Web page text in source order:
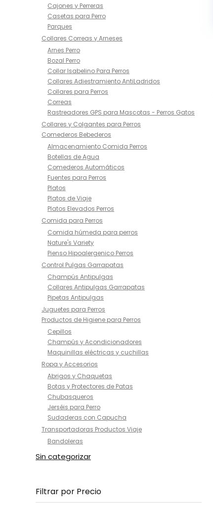
Cajones y Perreras
Casetas para Perro
Parques
Collares Correas y Arneses
Arnes Perro
Bozal Perro
Collar Isabelino Para Perros
Collares Adiestramiento AntiLadridos
Collares para Perros
Correas
Rastreadores GPS para Mascotas - Perros Gatos
Collares y Colgantes para Perros
Comederos Bebederos
Almacenamiento Comida Perros
Botellas de Agua
Comederos Automáticos
Fuentes para Perros
Platos
Platos de Viaje
Platos Elevados Perros
Comida para Perros
Comida húmeda para perros
Nature's Variety
Pienso Hipoalergenico Perros
Control Pulgas Garrapatas
Champús Antipulgas
Collares Antipulgas Garrapatas
Pipetas Antipulgas
Juguetes para Perros
Productos de Higiene para Perros
Cepillos
Champús y Acondicionadores
Maquinillas eléctricas y cuchillas
Ropa y Accesorios
Abrigos y Chaquetas
Botas y Protectores de Patas
Chubasqueros
Jerséis para Perro
Sudaderas con Capucha
Transportadoras Productos Viaje
Bandoleras
Sin categorizar
Filtrar por Precio